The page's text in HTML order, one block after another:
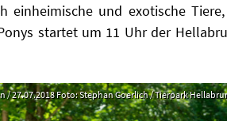
einheimische und exotische
startet um 11 Uhr der
Foto: Stephan Goerlich / Tierpark